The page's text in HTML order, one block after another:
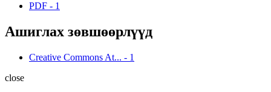
PDF - 1
Ашиглах зөвшөөрлүүд
Creative Commons At... - 1
close